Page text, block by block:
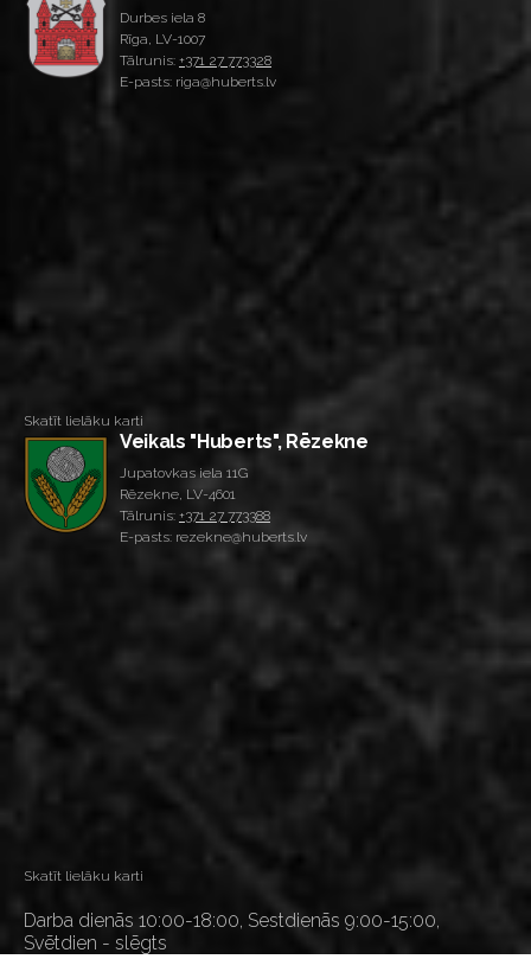
Durbes iela 8
Rīga, LV-1007
Tālrunis: +371 27 773328
E-pasts: riga@huberts.lv
Skatīt lielāku karti
Veikals "Huberts", Rēzekne
Jupatovkas iela 11G
Rēzekne, LV-4601
Tālrunis: +371 27 773388
E-pasts: rezekne@huberts.lv
Skatīt lielāku karti
Darba dienās 10:00-18:00, Sestdienās 9:00-15:00,
Svētdien - slēgts